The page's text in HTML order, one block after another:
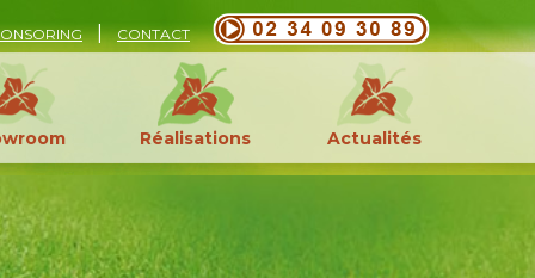
|CONTACT
Réalisations Actualités